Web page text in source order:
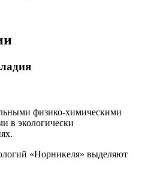
физико-химическими
в экологически
«Норникеля» выделяют